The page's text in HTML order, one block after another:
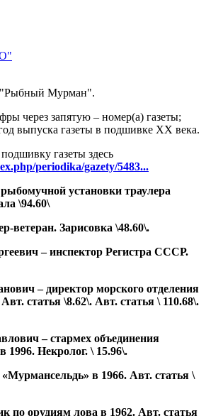
"Рыбный Мурман".
через запятую – номер(а) газеты;
выпуска газеты в подшивке ХХ века.
газеты здесь
periodika/gazety/5483...
установки траулера
\94.60\
ветеран. Зарисовка \48.60\.
– инспектор Регистра СССР.
– директор морского отделения
статья \8.62\. Авт. статья \ 110.68\.
– стармех объединения
Некролог. \ 15.96\.
в 1966. Авт. статья \
по орудиям лова в 1962. Авт. статья